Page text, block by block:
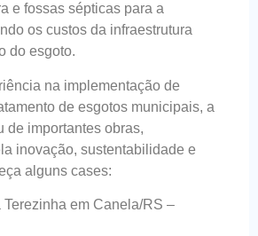
e fossas sépticas para a
os custos da infraestrutura
do esgoto.
na implementação de
de esgotos municipais, a
de importantes obras,
inovação, sustentabilidade e
alguns cases:
Terezinha em Canela/RS –